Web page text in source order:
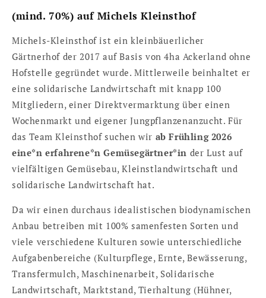
(mind. 70%) auf Michels Kleinsthof
Michels-Kleinsthof ist ein kleinbäuerlicher
Gärtnerhof der 2017 auf Basis von 4ha Ackerland ohne
Hofstelle gegründet wurde. Mittlerweile beinhaltet er
eine solidarische Landwirtschaft mit knapp 100
Mitgliedern, einer Direktvermarktung über einen
Wochenmarkt und eigener Jungpflanzenanzucht. Für
das Team Kleinsthof suchen wir ab Frühling 2026
eine*n erfahrene*n Gemüsegärtner*in der Lust auf
vielfältigen Gemüsebau, Kleinstlandwirtschaft und
solidarische Landwirtschaft hat.
Da wir einen durchaus idealistischen biodynamischen
Anbau betreiben mit 100% samenfesten Sorten und
viele verschiedene Kulturen sowie unterschiedliche
Aufgabenbereiche (Kulturpflege, Ernte, Bewässerung,
Transfermulch, Maschinenarbeit, Solidarische
Landwirtschaft, Marktstand, Tierhaltung (Hühner,